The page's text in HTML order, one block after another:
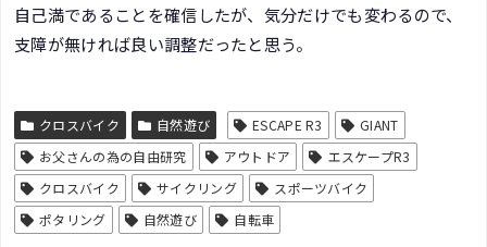
自己満であることを確信したが、気分だけでも変わるので、
支障が無ければ良い調整だったと思う。
クロスバイク 自然遊び ESCAPE R3
GIANT
お父さんの為の自由研究
アウトドア
エスケープR3
クロスバイク
サイクリング
スポーツバイク
ポタリング
自然遊び 自転車